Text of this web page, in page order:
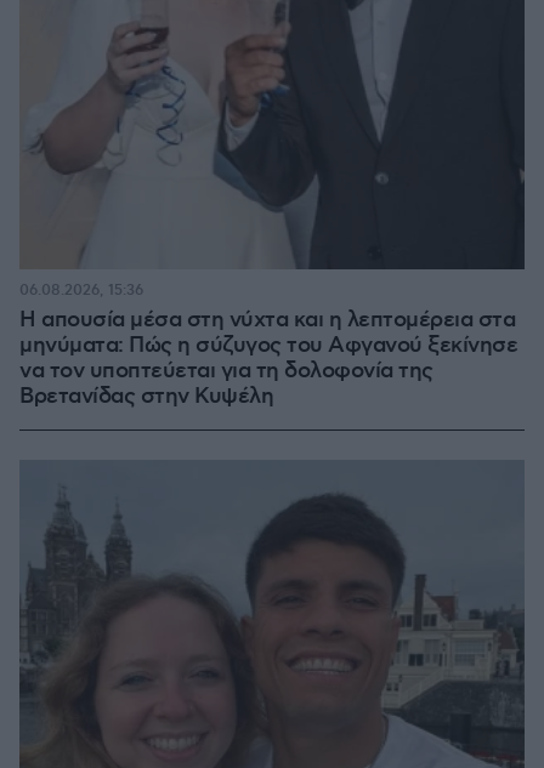
Η απουσία μέσα στη νύχτα και η λεπτομέρεια στα
μηνύματα: Πώς η σύζυγος του Αφγανού ξεκίνησε
να τον υποπτεύεται για τη δολοφονία της
Βρετανίδας στην Κυψέλη
06.08.2026, 15:36